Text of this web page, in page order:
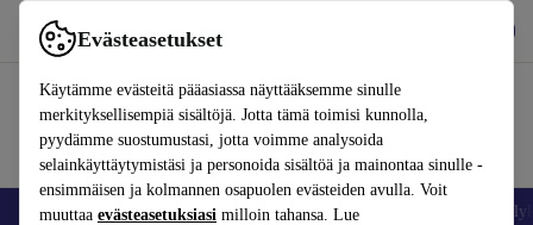
Evästeasetukset
Käytämme evästeitä pääasiassa näyttääksemme sinulle
merkityksellisempiä sisältöjä. Jotta tämä toimisi kunnolla,
pyydämme suostumustasi, jotta voimme analysoida
selainkäyttäytymistäsi ja personoida sisältöä ja mainontaa sinulle -
ensimmäisen ja kolmannen osapuolen evästeiden avulla. Voit
muuttaa evästeasetuksiasi milloin tahansa. Lue
Käytä refurbed-palvelua nopeasti ja helposti
Matkapuhelimet ja älypuhelimet Kannettavat tietokoneet